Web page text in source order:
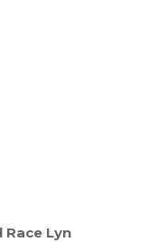
Race Lyn